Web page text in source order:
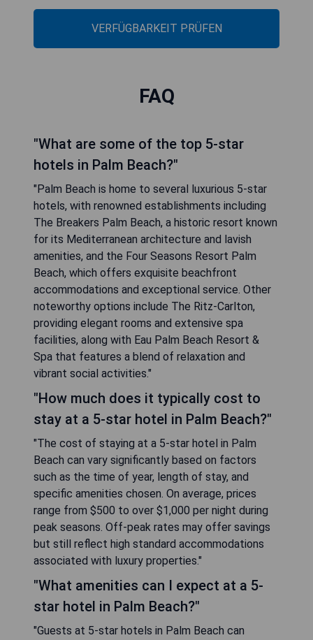
VERFÜGBARKEIT PRÜFEN
FAQ
"What are some of the top 5-star
hotels in Palm Beach?"
"Palm Beach is home to several luxurious 5-star
hotels, with renowned establishments including
The Breakers Palm Beach, a historic resort known
for its Mediterranean architecture and lavish
amenities, and the Four Seasons Resort Palm
Beach, which offers exquisite beachfront
accommodations and exceptional service. Other
noteworthy options include The Ritz-Carlton,
providing elegant rooms and extensive spa
facilities, along with Eau Palm Beach Resort &
Spa that features a blend of relaxation and
vibrant social activities."
"How much does it typically cost to
stay at a 5-star hotel in Palm Beach?"
"The cost of staying at a 5-star hotel in Palm
Beach can vary significantly based on factors
such as the time of year, length of stay, and
specific amenities chosen. On average, prices
range from $500 to over $1,000 per night during
peak seasons. Off-peak rates may offer savings
but still reflect high standard accommodations
associated with luxury properties."
"What amenities can I expect at a 5-
star hotel in Palm Beach?"
"Guests at 5-star hotels in Palm Beach can